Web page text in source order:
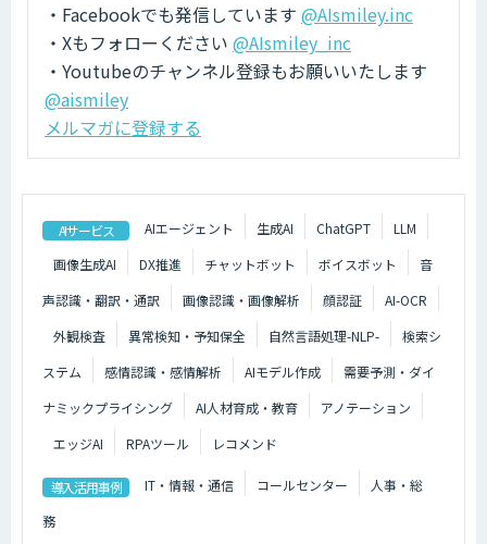
・Facebookでも発信しています @AIsmiley.inc
・Xもフォローください @AIsmiley_inc
・Youtubeのチャンネル登録もお願いいたします
@aismiley
メルマガに登録する
AIサービス AIエージェント 生成AI ChatGPT
LLM
画像生成AI
DX推進 チャットボット ボイスボット
音
声認識・翻訳・通訳
画像認識・画像解析 顔認証
AI-OCR
外観検査
異常検知・予知保全 自然言語処理-NLP-
検索シ
ステム
感情認識・感情解析 AIモデル作成
需要予測・ダイ
ナミックプライシング
AI人材育成・教育
アノテーション
エッジAI
RPAツール レコメンド
導入活用事例 IT・情報・通信 コールセンター
人事・総
務